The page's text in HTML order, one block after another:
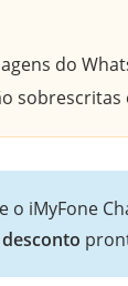
do
o iMyFone